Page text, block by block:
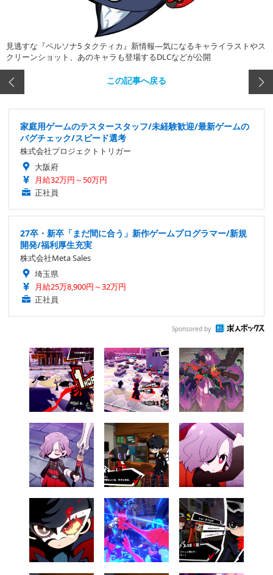
見逃すな『ペルソナ5 タクティカ』新情報―気になるキャライラストやス
クリーンショット、あのキャラも登場するDLCなどが公開
この記事へ戻る
家庭用ゲームのテスタースタッフ/未経験歓迎/最新ゲームの
バグチェック/スピード選考
株式会社プロジェクトトリガー
大阪府
月給32万円～50万円
正社員
27卒・新卒「まだ間に合う」新作ゲームプログラマー/新規
開発/福利厚生充実
株式会社Meta Sales
埼玉県
月給25万8,900円～32万円
正社員
Sponsored by